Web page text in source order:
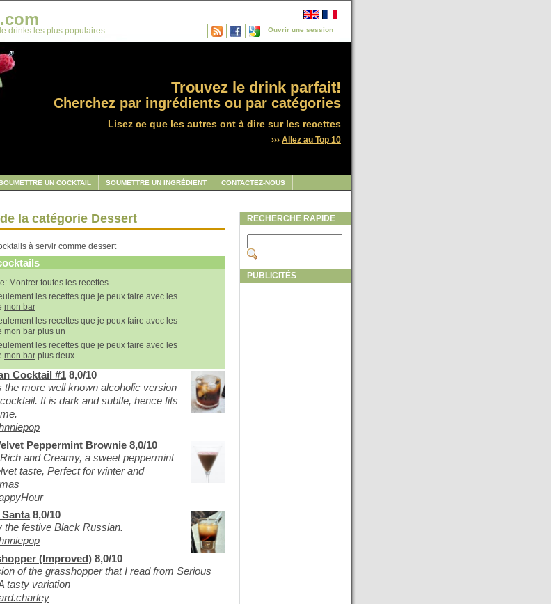
Ouvrir une session
drinks les plus populaires
Trouvez le drink parfait!
Cherchez par ingrédients ou par catégories
Lisez ce que les autres ont à dire sur les recettes
››› Allez au Top 10
UN COCKTAIL SOUMETTRE UN INGRÉDIENT CONTACTEZ-NOUS
la catégorie Dessert
à servir comme dessert
Montrer toutes les recettes
les recettes que je peux faire avec les
mon bar
les recettes que je peux faire avec les
mon bar plus un
les recettes que je peux faire avec les
mon bar plus deux
Cocktail #1 8,0/10
the more well known alcoholic version
It is dark and subtle, hence fits
Peppermint Brownie 8,0/10
and Creamy, a sweet peppermint
taste, Perfect for winter and
8,0/10
the festive Black Russian.
(Improved) 8,0/10
of the grasshopper that I read from Serious
tasty variation
RECHERCHE RAPIDE
PUBLICITÉS